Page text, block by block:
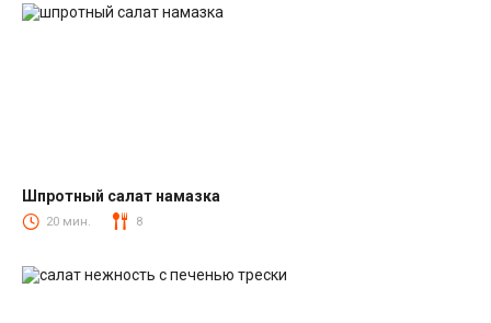
Салаты со шпротами
Шпротный салат намазка
20 мин. 8